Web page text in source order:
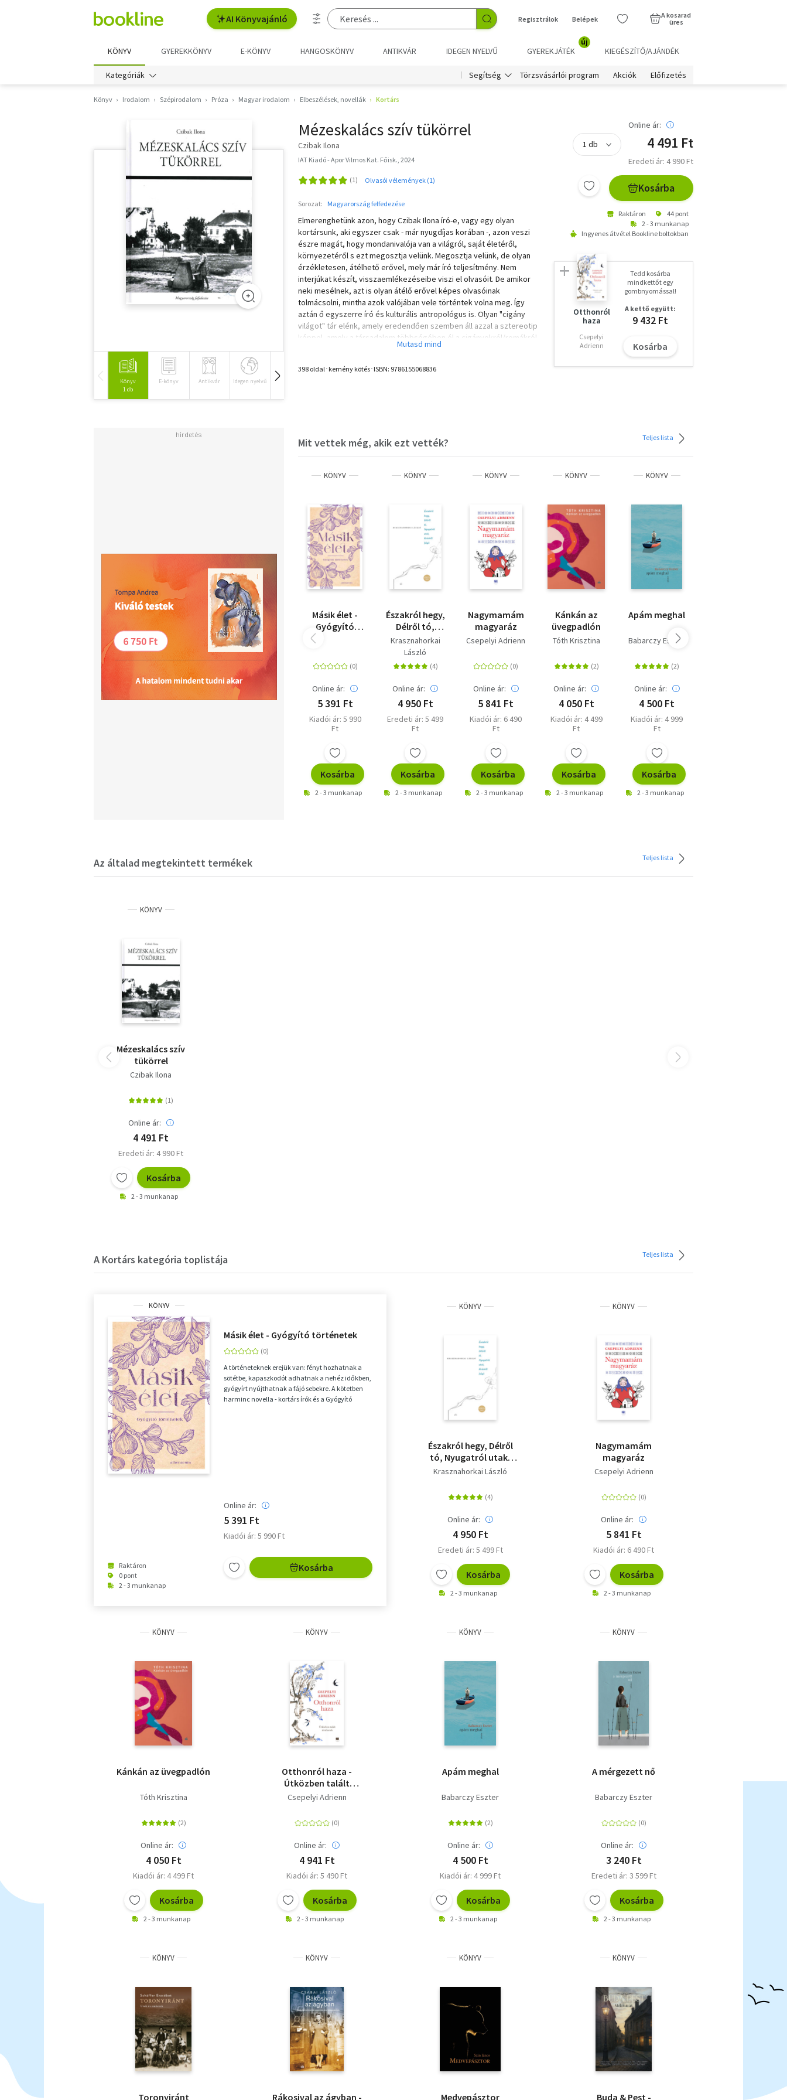
AI Könyvajánló Regisztrálok Belépek
A kosarad
üres
KÖNYV GYEREKKÖNYV E-KÖNYV HANGOSKÖNYV ANTIKVÁR IDEGEN NYELVŰ GYEREKJÁTÉK
új
KIEGÉSZÍTŐ/AJÁNDÉK
Kategóriák Segítség Törzsvásárlói program Akciók Előfizetés
Könyv Irodalom Szépirodalom Próza Magyar irodalom Elbeszélések, novellák Kortárs
Könyv
1 db
E-könyv Antikvár Idegen nyelvű Hangoskönyv
Mézeskalács szív tükörrel
Czibak Ilona
IAT Kiadó - Apor Vilmos Kat. Főisk., 2024
Olvasói vélemények (1)
Sorozat: Magyarország felfedezése
Elmerenghetünk azon, hogy Czibak Ilona író-e, vagy egy olyan
kortársunk, aki egyszer csak - már nyugdíjas korában -, azon veszi
észre magát, hogy mondanivalója van a világról, saját életéről,
környezetéről s ezt megosztja velünk. Megosztja velünk, de olyan
érzékletesen, átélhető erővel, mely már író teljesítmény. Nem
interjúkat készít, visszaemlékezéseibe viszi el olvasóit. De amikor
neki mesélnek, azt is olyan átélő erővel képes olvasóinak
tolmácsolni, mintha azok valójában vele történtek volna meg. Így
aztán ő egyszerre író és kulturális antropológus is. Olyan "cigány
világot" tár elénk, amely eredendően szemben áll azzal a sztereotip
képpel, amely a társadalom többségében él a cigányokról/romákról.
Szerethető, mondhatnánk alsó-középosztályi világ tárul elénk, s ezt
Felfedezése Alapítvány azért is karolta fel és támogatta e könyvet,
Szuhay Péter
Czibak Ilona természetesen Író! Nem a megélhetési, nem a
rámért feladatát maradéktalanul teljesíti. Kincset találtunk a
személyében, amelyet most örömmel adunk közre a Magyarország
felfedezése sorozat legújabb részeként.
a Kiadó
Olvasd el mások véleményét is!
398 oldal･kemény kötés･ISBN: 9786155068836
Online ár:
4 491 Ft
Eredeti ár: 4 990 Ft
Kosárba
Raktáron
44 pont
2 - 3 munkanap
Ingyenes átvétel Bookline boltokban
Otthonról
haza
Csepelyi
Adrienn
Tedd kosárba
mindkettőt egy
gombnyomással!
A kettő együtt:
9 432 Ft
Kosárba
Mit vettek még, akik ezt vették? Teljes lista
KÖNYV
Másik élet -
Gyógyító
történetek
Online ár:
5 391 Ft
Kiadói ár: 5 990
Ft
Kosárba
2 - 3 munkanap
KÖNYV
Északról hegy,
Délről tó,
Nyugatról
utak, Keletről
folyó
Krasznahorkai
László
Online ár:
4 950 Ft
Eredeti ár: 5 499
Ft
Kosárba
2 - 3 munkanap
KÖNYV
Nagymamám
magyaráz
Csepelyi Adrienn
Online ár:
5 841 Ft
Kiadói ár: 6 490
Ft
Kosárba
2 - 3 munkanap
KÖNYV
Kánkán az
üvegpadlón
Tóth Krisztina
Online ár:
4 050 Ft
Kiadói ár: 4 499
Ft
Kosárba
2 - 3 munkanap
KÖNYV
Apám meghal
Babarczy Eszter
Online ár:
4 500 Ft
Kiadói ár: 4 999
Ft
Kosárba
2 - 3 munkanap
Az általad megtekintett termékek Teljes lista
KÖNYV
Mézeskalács szív
tükörrel
Czibak Ilona
Online ár:
4 491 Ft
Eredeti ár: 4 990 Ft
Kosárba
2 - 3 munkanap
A Kortárs kategória toplistája Teljes lista
KÖNYV
Raktáron
0 pont
2 - 3 munkanap
Másik élet - Gyógyító történetek
A történeteknek erejük van: fényt hozhatnak a
sötétbe, kapaszkodót adhatnak a nehéz időkben,
gyógyírt nyújthatnak a fájó sebekre. A kötetben
harminc novella - kortárs írók és a Gyógyító
Online ár:
5 391 Ft
Kiadói ár: 5 990 Ft
Kosárba
KÖNYV
Északról hegy, Délről
tó, Nyugatról utak,
Keletről folyó
Krasznahorkai László
Online ár:
4 950 Ft
Eredeti ár: 5 499 Ft
Kosárba
2 - 3 munkanap
KÖNYV
Nagymamám
magyaráz
Csepelyi Adrienn
Online ár:
5 841 Ft
Kiadói ár: 6 490 Ft
Kosárba
2 - 3 munkanap
KÖNYV
Kánkán az üvegpadlón
Tóth Krisztina
Online ár:
4 050 Ft
Kiadói ár: 4 499 Ft
Kosárba
2 - 3 munkanap
KÖNYV
Otthonról haza -
Útközben talált
történetek
Csepelyi Adrienn
Online ár:
4 941 Ft
Kiadói ár: 5 490 Ft
Kosárba
2 - 3 munkanap
KÖNYV
Apám meghal
Babarczy Eszter
Online ár:
4 500 Ft
Kiadói ár: 4 999 Ft
Kosárba
2 - 3 munkanap
KÖNYV
A mérgezett nő
Babarczy Eszter
Online ár:
3 240 Ft
Eredeti ár: 3 599 Ft
Kosárba
2 - 3 munkanap
KÖNYV
Toronyiránt
KÖNYV
Rákosival az ágyban -
KÖNYV
Medvepásztor
KÖNYV
Buda & Pest -